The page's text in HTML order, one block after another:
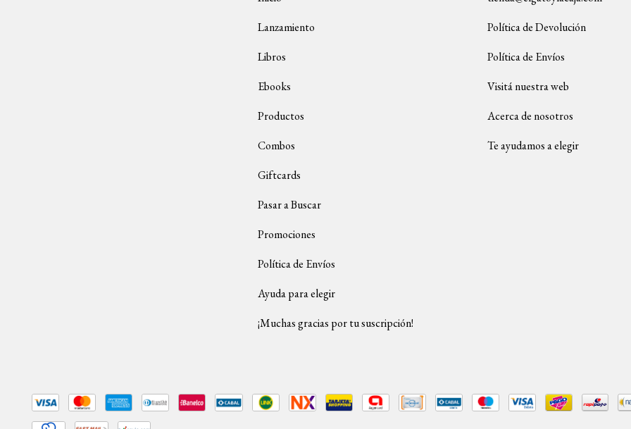
Lanzamiento
Libros
Ebooks
Productos
Combos
Giftcards
Pasar a Buscar
Promociones
Política de Envíos
Ayuda para elegir
¡Muchas gracias por tu suscripción!
Política de Devolución
Política de Envíos
Visitá nuestra web
Acerca de nosotros
Te ayudamos a elegir